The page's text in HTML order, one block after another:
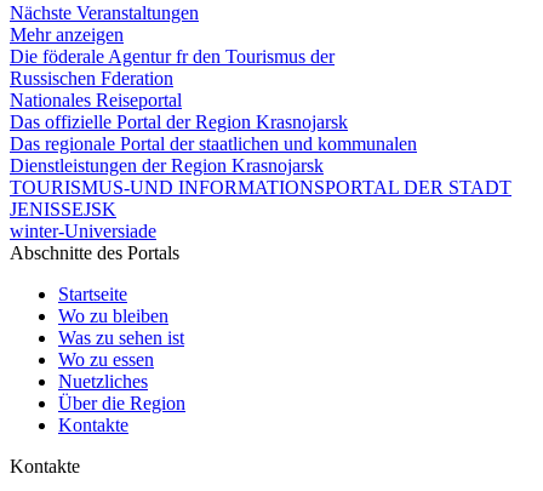
Nächste Veranstaltungen
Mehr anzeigen
Die föderale Agentur fr den Tourismus der
Russischen Fderation
Nationales Reiseportal
Das offizielle Portal der Region Krasnojarsk
Das regionale Portal der staatlichen und kommunalen
Dienstleistungen der Region Krasnojarsk
TOURISMUS-UND INFORMATIONSPORTAL DER STADT
JENISSEJSK
winter-Universiade
Abschnitte des Portals
Startseite
Wo zu bleiben
Was zu sehen ist
Wo zu essen
Nuetzliches
Über die Region
Kontakte
Kontakte